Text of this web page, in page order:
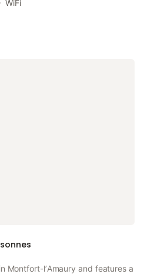
and 7.8 km from
features a garden and a
WiFi
Montfort-lʼAmaury and features a